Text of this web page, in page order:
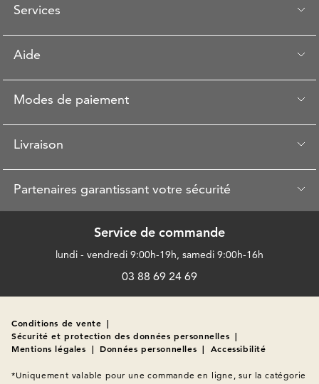
Services
Aide
Modes de paiement
Livraison
Partenaires garantissant votre sécurité
Service de commande
lundi - vendredi 9:00h-19h, samedi 9:00h-16h
03 88 69 24 69
Conditions de vente |
Sécurité et protection des données personnelles |
Mentions légales | Données personnelles | Accessibilité
*Uniquement valable pour une commande en ligne, sur la catégorie